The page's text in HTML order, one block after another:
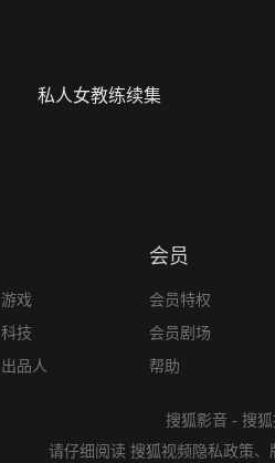
私人女教练续集
游戏
科技
出品人
会员
会员特权
会员剧场
帮助
搜狐影音 - 搜
请仔细阅读 搜狐视频隐私政策、